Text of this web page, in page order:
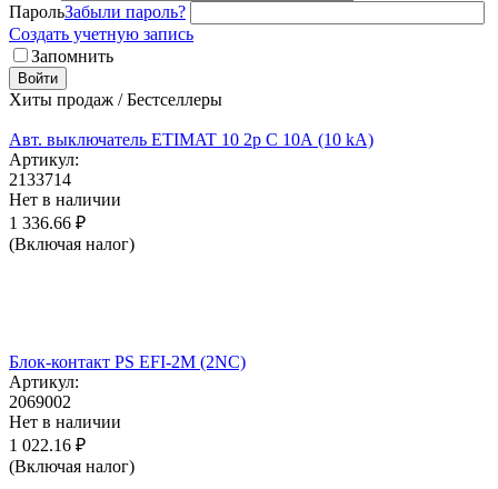
ПарольЗабыли пароль?
Создать учетную запись
Запомнить
Войти
Хиты продаж / Бестселлеры
Авт. выключатель ETIMAT 10 2p C 10А (10 kA)
Артикул:
2133714
Нет в наличии
1 336.66 ₽
(Включая налог)
Блок-контакт PS EFI-2M (2NC)
Артикул:
2069002
Нет в наличии
1 022.16 ₽
(Включая налог)